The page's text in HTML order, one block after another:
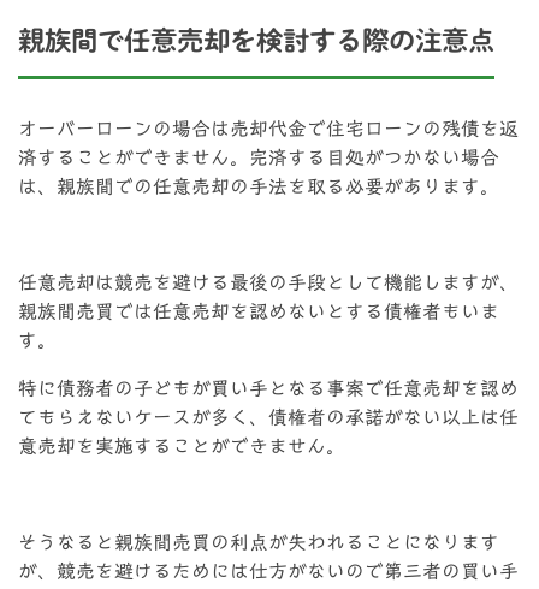
親族間で任意売却を検討する際の注意点
オーバーローンの場合は売却代金で住宅ローンの残債を返
済することができません。完済する目処がつかない場合
は、親族間での任意売却の手法を取る必要があります。
任意売却は競売を避ける最後の手段として機能しますが、
親族間売買では任意売却を認めないとする債権者もいま
す。
特に債務者の子どもが買い手となる事案で任意売却を認め
てもらえないケースが多く、債権者の承諾がない以上は任
意売却を実施することができません。
そうなると親族間売買の利点が失われることになります
が、競売を避けるためには仕方がないので第三者の買い手